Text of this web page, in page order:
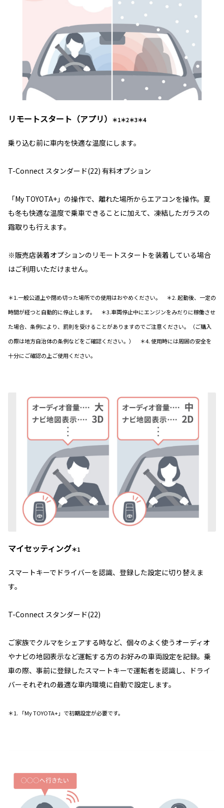
リモートスタート（アプリ） ＊1＊2＊3＊4
乗り込む前に車内を快適な温度にします。
T-Connect スタンダード(22) 有料オプション
「My TOYOTA+」の操作で、離れた場所からエアコンを操作。夏
も冬も快適な温度で乗車できることに加えて、凍結したガラスの
霜取りも行えます。
※販売店装着オプションのリモートスタートを装着している場合
はご利用いただけません。
＊1.一般公道上や閉め切った場所での使用はおやめください。 ＊2. 起動後、一定の
時間が経つと自動的に停止します。 ＊3.車両停止中にエンジンをみだりに稼働させ
た場合、条例により、罰則を受けることがありますのでご注意ください。（ご購入
の際は地方自治体の条例などをご確認ください。） ＊4. 使用時には周囲の安全を
十分にご確認の上ご使用ください。
マイセッティング＊1
スマートキーでドライバーを認識、登録した設定に切り替えま
す。
T-Connect スタンダード(22)
ご家族でクルマをシェアする時など、個々のよく使うオーディオ
やナビの地図表示など運転する方のお好みの車両設定を記録。乗
車の際、事前に登録したスマートキーで運転者を認識し、ドライ
バーそれぞれの最適な車内環境に自動で設定します。
＊1. 「My TOYOTA+」で初期設定が必要です。